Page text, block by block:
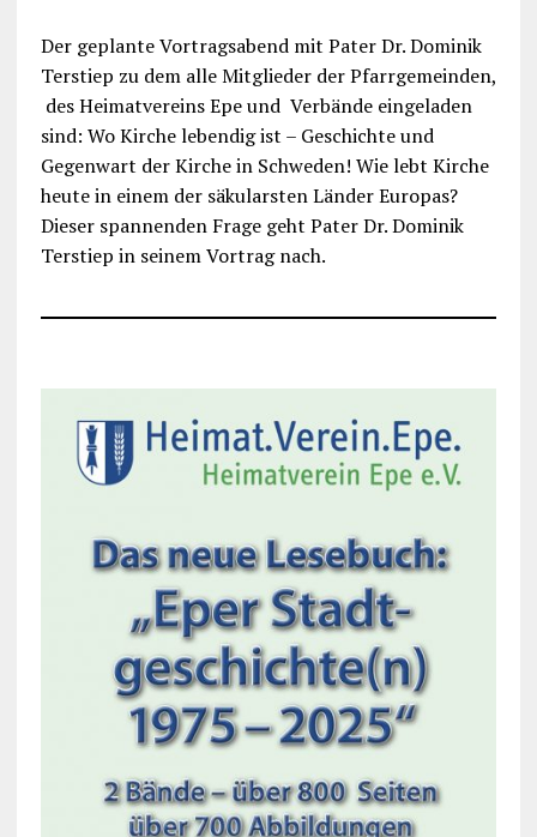
Der geplante Vortragsabend mit Pater Dr. Dominik
Terstiep zu dem alle Mitglieder der Pfarrgemeinden,
des Heimatvereins Epe und Verbände eingeladen
sind: Wo Kirche lebendig ist – Geschichte und
Gegenwart der Kirche in Schweden! Wie lebt Kirche
heute in einem der säkularsten Länder Europas?
Dieser spannenden Frage geht Pater Dr. Dominik
Terstiep in seinem Vortrag nach.